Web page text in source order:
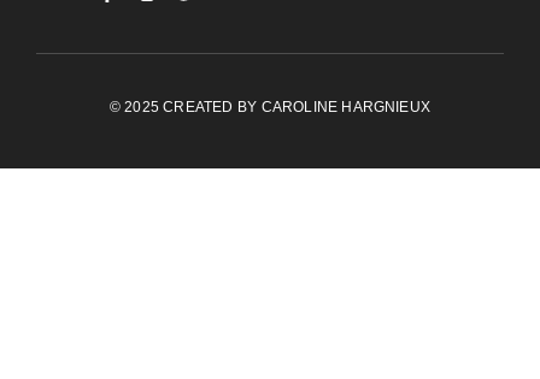
© 2025 CREATED BY CAROLINE HARGNIEUX